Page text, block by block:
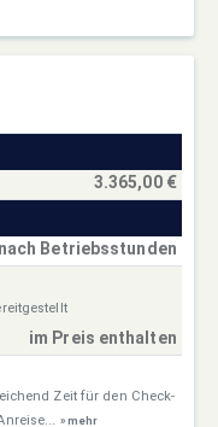
3.365,00 €
nach Betriebsstunden
im Preis enthalten
Zeit für den Check-
» mehr